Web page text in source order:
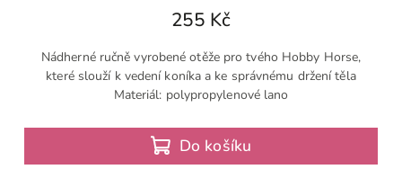
255 Kč
Do košíku
Nádherné ručně vyrobené otěže pro tvého Hobby Horse,
které slouží k vedení koníka a ke správnému držení těla
Materiál: polypropylenové lano